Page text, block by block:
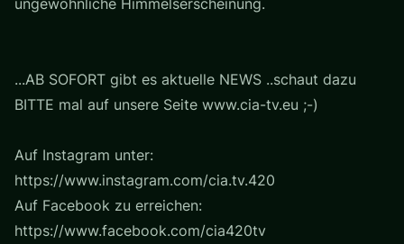
ungewöhnliche Himmelserscheinung.
...AB SOFORT gibt es aktuelle NEWS ..schaut dazu
BITTE mal auf unsere Seite www.cia-tv.eu ;-)
Auf Instagram unter:
https://www.instagram.com/cia.tv.420
Auf Facebook zu erreichen:
https://www.facebook.com/cia420tv